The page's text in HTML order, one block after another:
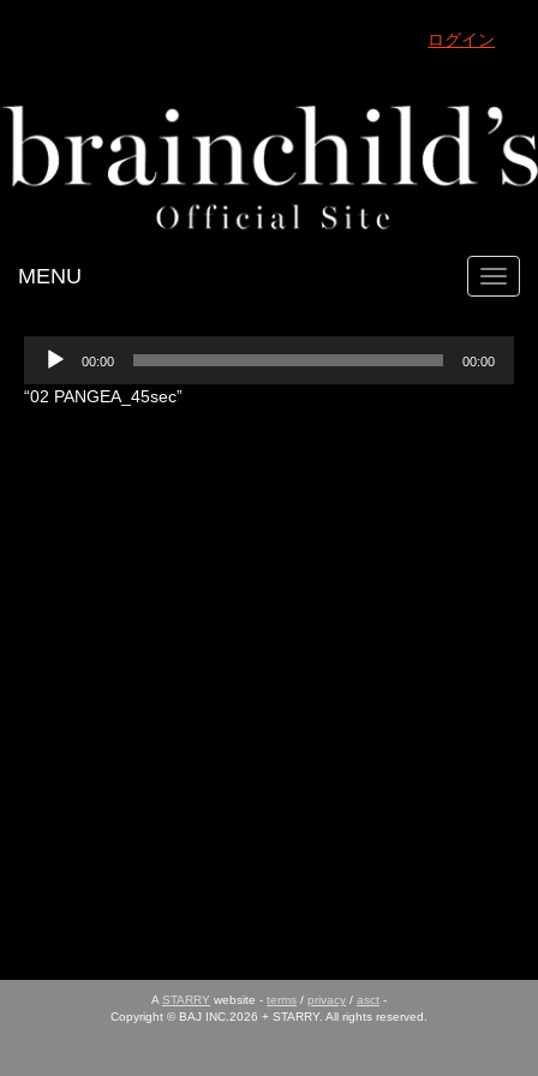
ログイン
MENU
プ
00:00 00:00
“02 PANGEA_45sec”
A STARRY website - terms / privacy / asct -
Copyright © BAJ INC.2026 + STARRY. All rights reserved.